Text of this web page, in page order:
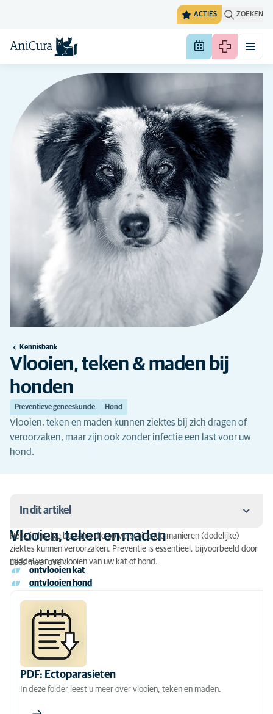
ACTIES ZOEKEN
Kennisbank
Vlooien, teken & maden bij
honden
Preventieve geneeskunde Hond
Vlooien, teken en maden kunnen ziektes bij zich dragen of
veroorzaken, maar zijn ook zonder infectie een last voor uw
hond.
In dit artikel
Vlooien, teken en maden
Vlooien hond of kat
Maden bij konijnen
Oorzaken madeninfectie bij konijnen
Vlooien, teken en maden
Het zijn lastige beestjes die op verschillende manieren (dodelijke)
ziektes kunnen veroorzaken. Preventie is essentieel, bijvoorbeeld door
middel van ontvlooien van uw kat of hond.
Lees meer over:
ontvlooien kat
ontvlooien hond
PDF: Ectoparasieten
In deze folder leest u meer over vlooien, teken en maden.